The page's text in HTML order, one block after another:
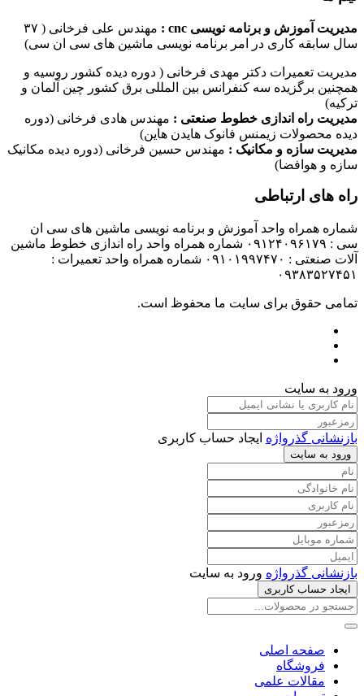
مدیریت آموزش و برنامه نویسی cnc :
مهندس علی فرخانی ( ۳۷
سال سابقه کاری در امر برنامه نویسی ماشین های سی ان سی)
مدیریت تعمیرات دکتر مهدی فرخانی ( دوره دیده کشور روسیه و
همچنین برگزیده سه کنفرانس بین المللی برق کشور چین آلمان و
ترکیه)
مدیریت راه اندازی خطوط صنعتی : مهندس هادی فرخانی (دوره
دیده محصولات زیمنس فانوک هایدن هاین)
مدیریت سازه و مکانیک : مهندس حسین فرخانی (دوره دیده مکانیک
سازه و هوافضا)
راه های ارتباطی
شماره همراه واحد آموزش و برنامه نویسی ماشین های سی ان
سی : ۰۹۱۲۴۰۹۶۱۷۹ شماره همراه واحد راه اندازی خطوط ماشین
آلات صنعتی : ۰۹۱۰۱۹۹۷۴۷۰ شماره همراه واحد تعمیرات :
۰۹۳۸۳۵۲۷۴۵۱
تمامی حقوق برای سایت ما محفوظ است.
ورود به سایت
بازنشانی گذرواژه ایجاد حساب کاربری
ورود به سایت
بازنشانی گذرواژه ورود به سایت
ایجاد حساب کاربری
صفحه اصلی
فروشگاه
مقالات علمی